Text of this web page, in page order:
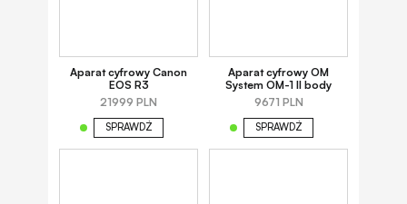
Aparat cyfrowy Canon
EOS R3
21999 PLN
SPRAWDŹ
Aparat cyfrowy OM
System OM-1 II body
9671 PLN
SPRAWDŹ